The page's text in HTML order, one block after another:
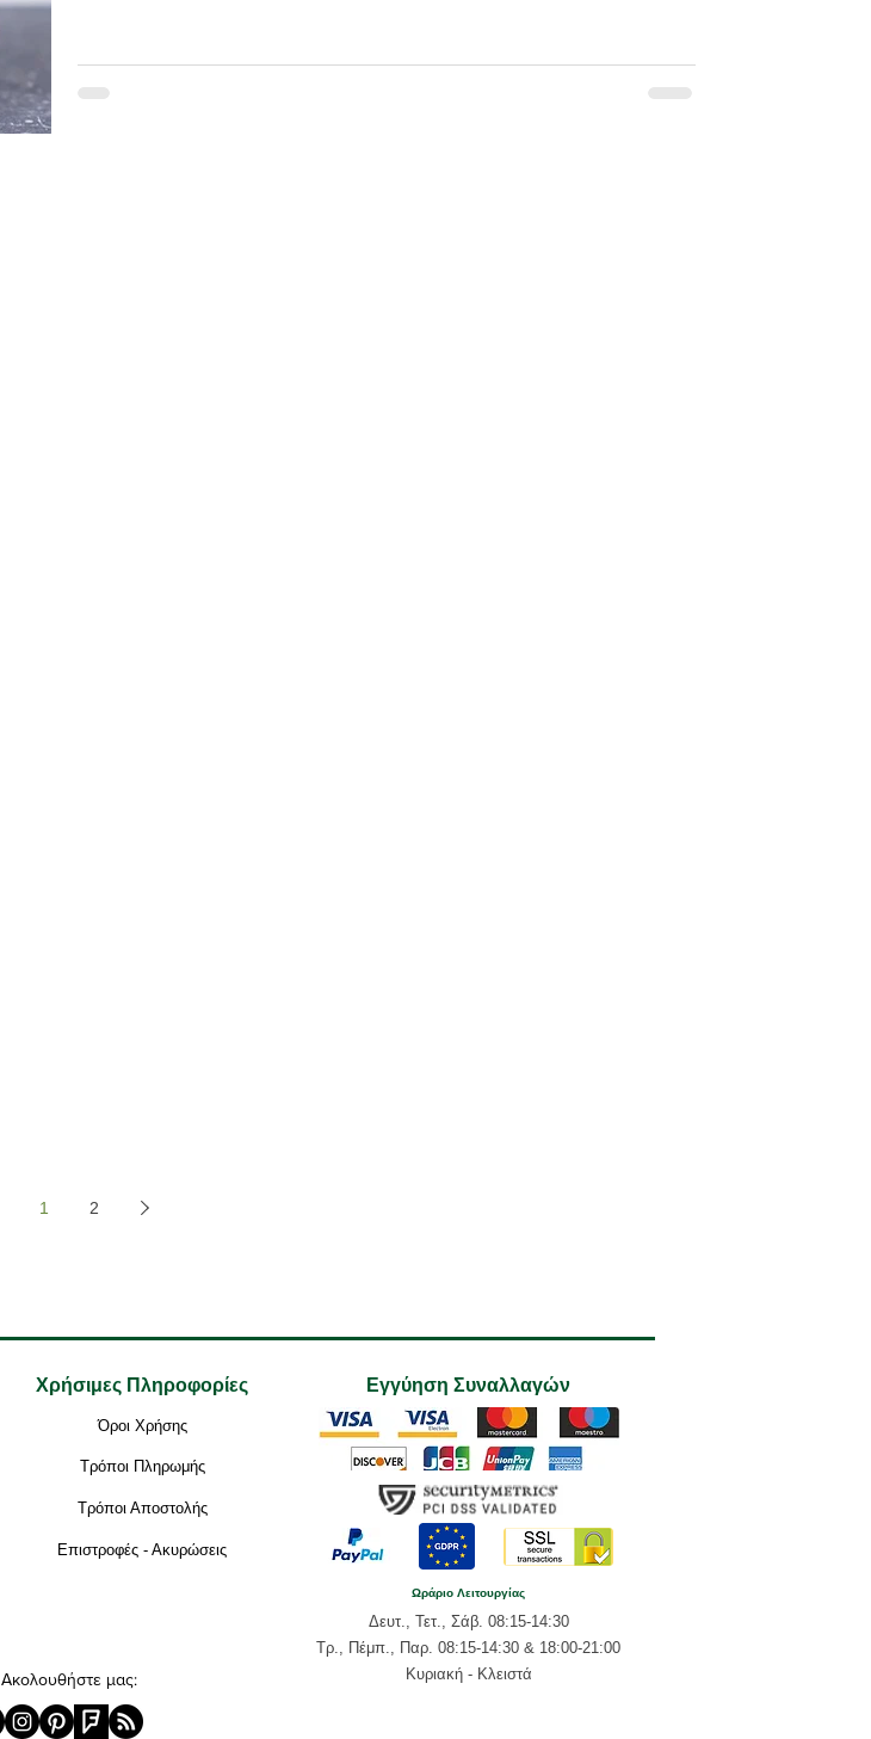
1 2
Χρήσιμες Πληροφορίες
Όροι Χρήσης
Τρόποι Πληρωμής
Τρόποι Αποστολής
Επιστροφές - Ακυρώσεις
Ακολουθήστε μας:
Εγγύηση Συναλλαγών
Ωράριο Λειτουργίας
Δευτ., Τετ., Σάβ. 08:15-14:30
Τρ., Πέμπ., Παρ. 08:15-14:30 & 18:00-21:00
Κυριακή - Κλειστά